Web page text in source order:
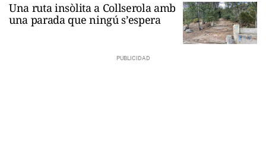
Una ruta insòlita a Collserola amb
una parada que ningú s’espera